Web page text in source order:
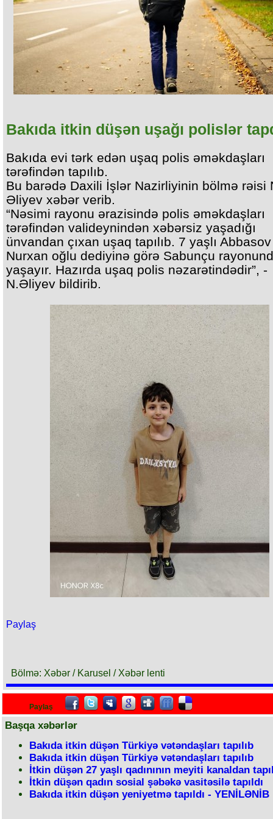
Bakıda itkin düşən uşağı polislər
Bakıda evi tərk edən uşaq polis əməkdaşları
tərəfindən tapılıb.
Bu barədə Daxili İşlər Nazirliyinin bölmə rəisi
Əliyev xəbər verib.
“Nəsimi rayonu ərazisində polis əməkdaşları
tərəfindən valideynindən xəbərsiz yaşadığı
ünvandan çıxan uşaq tapılıb. 7 yaşlı
Nurxan oğlu dediyinə görə Sabunçu
yaşayır. Hazırda uşaq polis nəzarətindədir”, -
N.Əliyev bildirib.
Paylaş
Bölmə: Xəbər / Karusel / Xəbər lenti
Paylaş
Başqa xəbərlər
Bakıda itkin düşən Türkiyə vətəndaşları tapılıb
Bakıda itkin düşən Türkiyə vətəndaşları tapılıb
İtkin düşən 27 yaşlı qadınının meyiti kanaldan
İtkin düşən qadın sosial şəbəkə vasitəsilə tapıldı
Bakıda itkin düşən yeniyetmə tapıldı - YENİLƏNİB